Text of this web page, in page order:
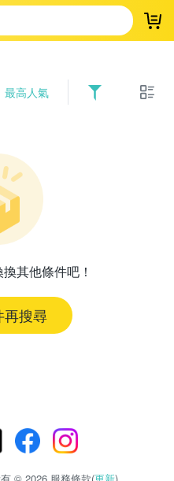
登
最高人氣
其他條件吧！
再搜尋